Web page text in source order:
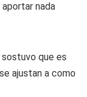
nada
sostuvo que es
ajustan a como